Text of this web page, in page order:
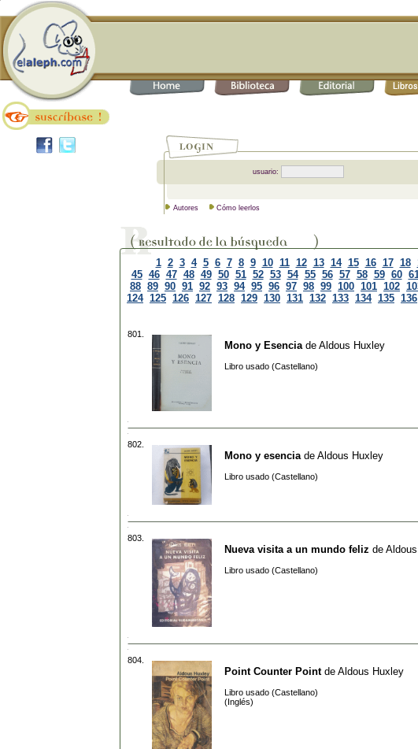
usuario:
Autores Cómo leerlos
1 2 3 4 5 6 7 8 9 10 11 12 13 14 15 16 17 18
45 46 47 48 49 50 51 52 53 54 55 56 57 58 59 60
88 89 90 91 92 93 94 95 96 97 98 99 100 101 102
124 125 126 127 128 129 130 131 132 133 134 135 136
801.
Mono y Esencia de Aldous Huxley
Libro usado (Castellano)
802.
Mono y esencia de Aldous Huxley
Libro usado (Castellano)
803.
Nueva visita a un mundo feliz de
Libro usado (Castellano)
804.
Point Counter Pointde Aldous Huxley
Libro usado (Castellano)
(Inglés)